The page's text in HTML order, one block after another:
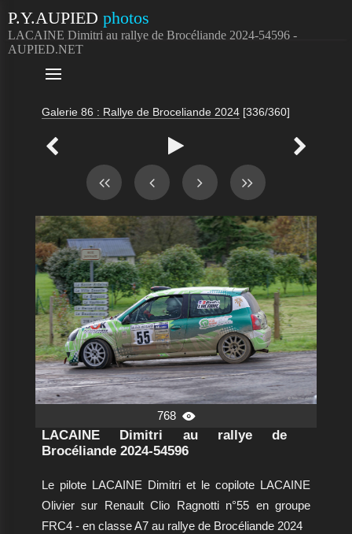
P.Y.AUPIED photos
LACAINE Dimitri au rallye de Brocéliande 2024-54596 -
AUPIED.NET

Galerie 86 : Rallye de Broceliande 2024 [336/360]
  
768 
LACAINE Dimitri au rallye de
Brocéliande 2024-54596
Le pilote LACAINE Dimitri et le copilote LACAINE
Olivier sur Renault Clio Ragnotti n°55 en groupe
FRC4 - en classe A7 au rallye de Brocéliande 2024